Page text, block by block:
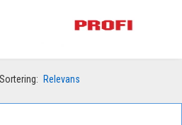
Sortering: Relevans